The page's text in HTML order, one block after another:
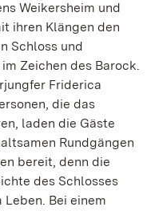
Weikersheim und
ihren Klängen den
Schloss und
Zeichen des Barock.
Friderica
die das
laden die Gäste
Rundgängen
bereit, denn die
des Schlosses
Bei einem